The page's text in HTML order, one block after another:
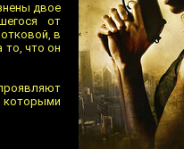
двое
от
в
то, что он
которыми